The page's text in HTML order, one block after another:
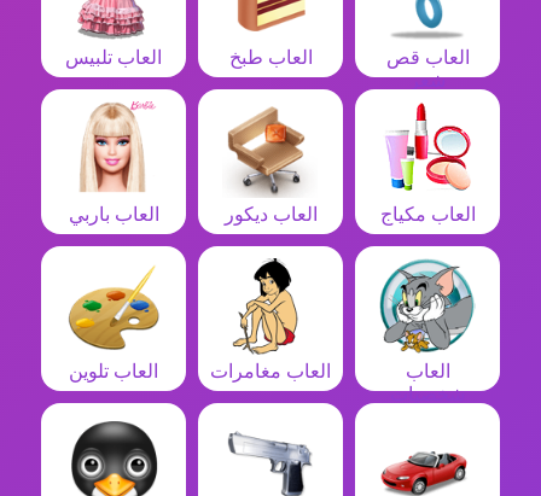
العاب قص
شعر
العاب طبخ العاب تلبيس
العاب مكياج العاب ديكور العاب باربي
العاب
شخصيات
العاب مغامرات العاب تلوين